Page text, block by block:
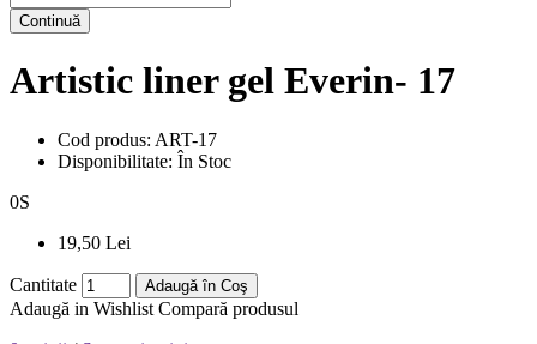
Continuă
Artistic liner gel Everin- 17
Cod produs: ART-17
Disponibilitate: În Stoc
0S
19,50 Lei
Cantitate Adaugă în Coş
Adaugă in Wishlist Compară produsul